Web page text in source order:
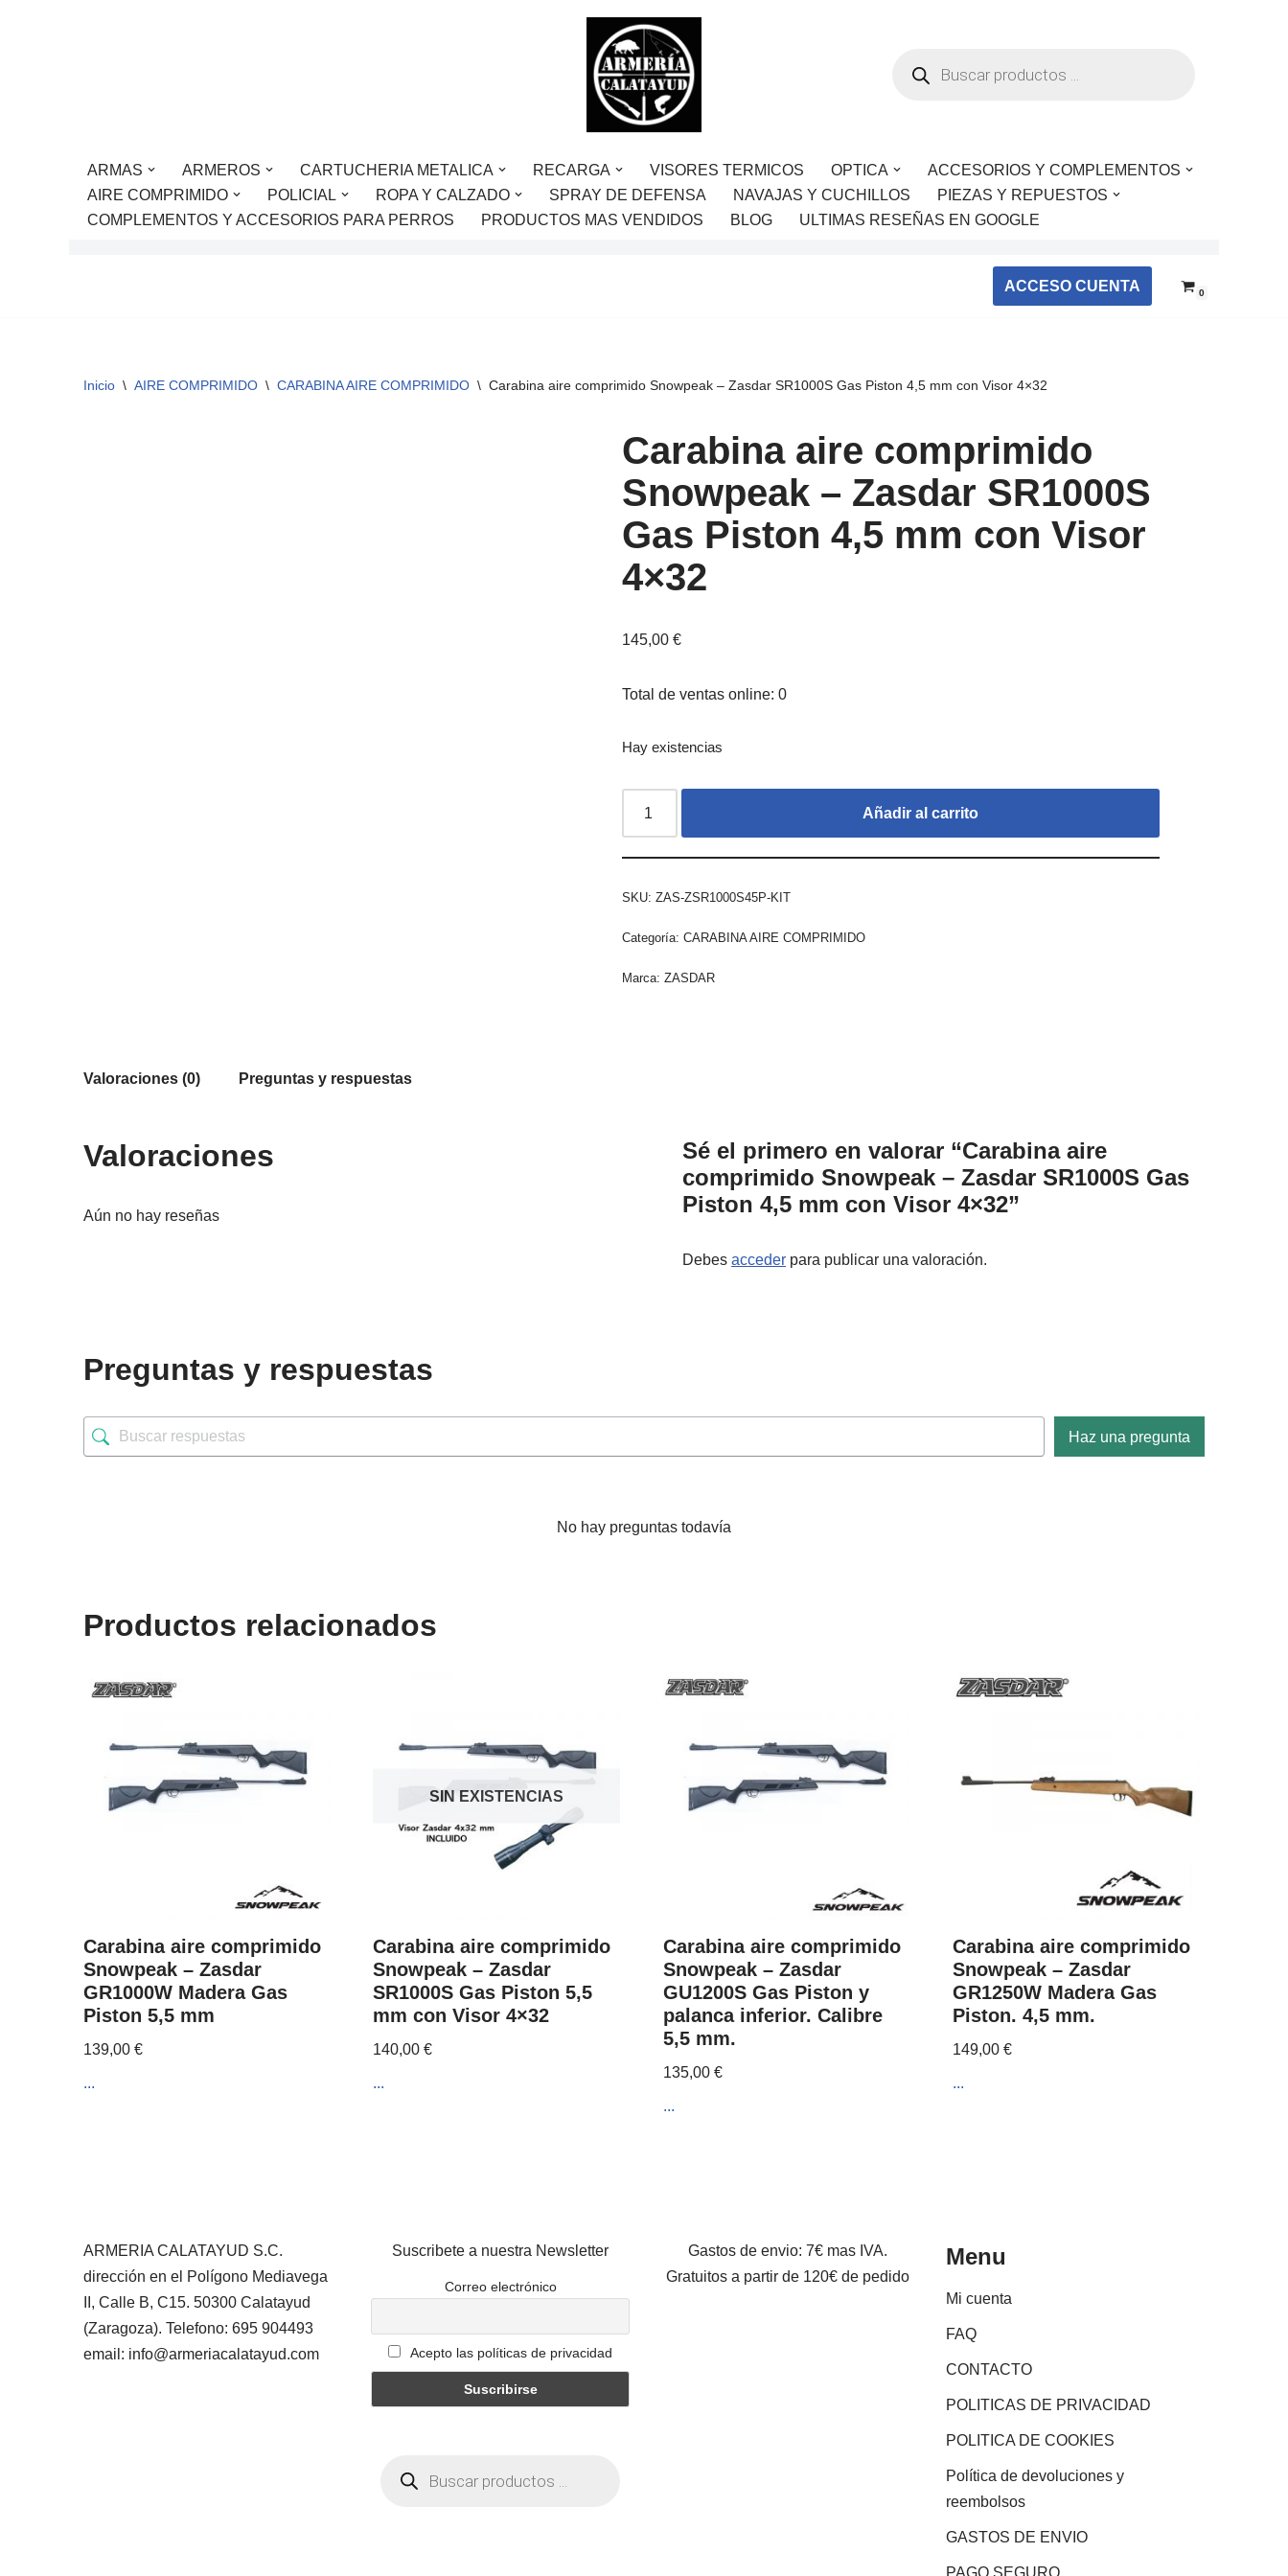
ARMAS ARMEROS CARTUCHERIA METALICA RECARGA VISORES TERMICOS OPTICA
ACCESORIOS Y COMPLEMENTOS
AIRE COMPRIMIDO
POLICIAL ROPA Y CALZADO SPRAY DE DEFENSA NAVAJAS Y CUCHILLOS
PIEZAS Y REPUESTOS
COMPLEMENTOS Y ACCESORIOS PARA PERROS
PRODUCTOS MAS VENDIDOS BLOG ULTIMAS RESEÑAS EN GOOGLE
ACCESO CUENTA 0
Inicio \ AIRE COMPRIMIDO \ CARABINA AIRE COMPRIMIDO \ Carabina aire comprimido Snowpeak – Zasdar SR1000S Gas Piston 4,5 mm con Visor 4×32
Carabina aire comprimido
Snowpeak – Zasdar SR1000S
Gas Piston 4,5 mm con Visor
4×32
145,00 €
Total de ventas online: 0
Hay existencias
Añadir al carrito
SKU: ZAS-ZSR1000S45P-KIT
Categoría: CARABINA AIRE COMPRIMIDO
Marca: ZASDAR
Valoraciones (0) Preguntas y respuestas
Valoraciones
Aún no hay reseñas
Sé el primero en valorar “Carabina aire
comprimido Snowpeak – Zasdar SR1000S Gas
Piston 4,5 mm con Visor 4×32”
Debes acceder para publicar una valoración.
Preguntas y respuestas
Haz una pregunta
No hay preguntas todavía
Productos relacionados
Carabina aire comprimido
Snowpeak – Zasdar
GR1000W Madera Gas
Piston 5,5 mm
139,00 €
...
SIN EXISTENCIAS
Carabina aire comprimido
Snowpeak – Zasdar
SR1000S Gas Piston 5,5
mm con Visor 4×32
140,00€
...
Carabina aire comprimido
Snowpeak – Zasdar
GU1200S Gas Piston y
palanca inferior. Calibre
5,5 mm.
135,00 €
...
Carabina aire comprimido
Snowpeak – Zasdar
GR1250W Madera Gas
Piston. 4,5 mm.
149,00€
...
ARMERIA CALATAYUD S.C.
dirección en el Polígono Mediavega
II, Calle B, C15. 50300 Calatayud
(Zaragoza). Telefono: 695 904493
email: info@armeriacalatayud.com
Suscribete a nuestra Newsletter
Correo electrónico
Acepto las políticas de privacidad
Gastos de envio: 7€ mas IVA.
Gratuitos a partir de 120€ de pedido
Menu
Mi cuenta
FAQ
CONTACTO
POLITICAS DE PRIVACIDAD
POLITICA DE COOKIES
Política de devoluciones y
reembolsos
GASTOS DE ENVIO
PAGO SEGURO